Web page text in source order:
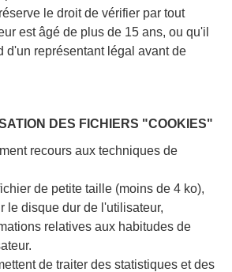
le droit de vérifier par tout
est âgé de plus de 15 ans, ou qu'il
d'un représentant légal avant de
DES FICHIERS "COOKIES"
recours aux techniques de
de petite taille (moins de 4 ko),
le disque dur de l'utilisateur,
relatives aux habitudes de
de traiter des statistiques et des